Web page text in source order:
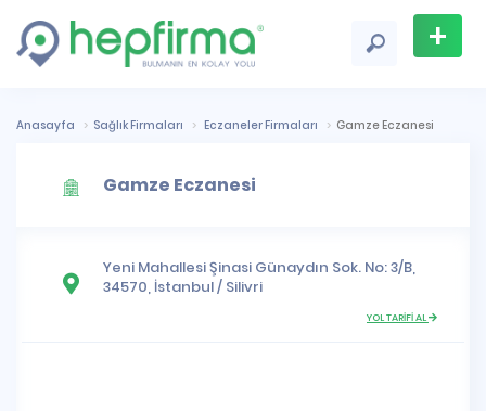
+
Ekle
Anasayfa Sağlık Firmaları Eczaneler Firmaları Gamze Eczanesi
Gamze Eczanesi
Yeni MahallesiŞinasi Günaydın Sok. No: 3/B,
34570, İstanbul/ Silivri
YOL TARİFİ AL